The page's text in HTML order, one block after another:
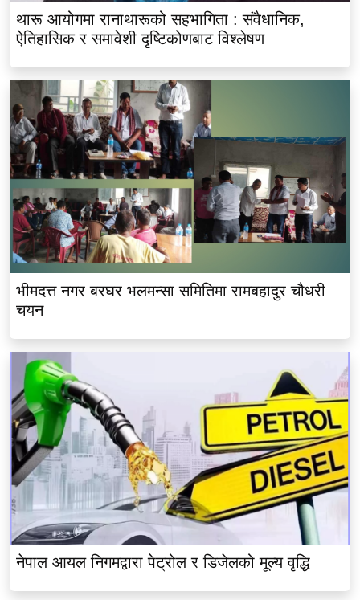
थारू आयोगमा रानाथारूको सहभागिता : संवैधानिक,
ऐतिहासिक र समावेशी दृष्टिकोणबाट विश्लेषण
भीमदत्त नगर बरघर भलमन्सा समितिमा रामबहादुर चौधरी
चयन
नेपाल आयल निगमद्वारा पेट्रोल र डिजेलको मूल्य वृद्धि